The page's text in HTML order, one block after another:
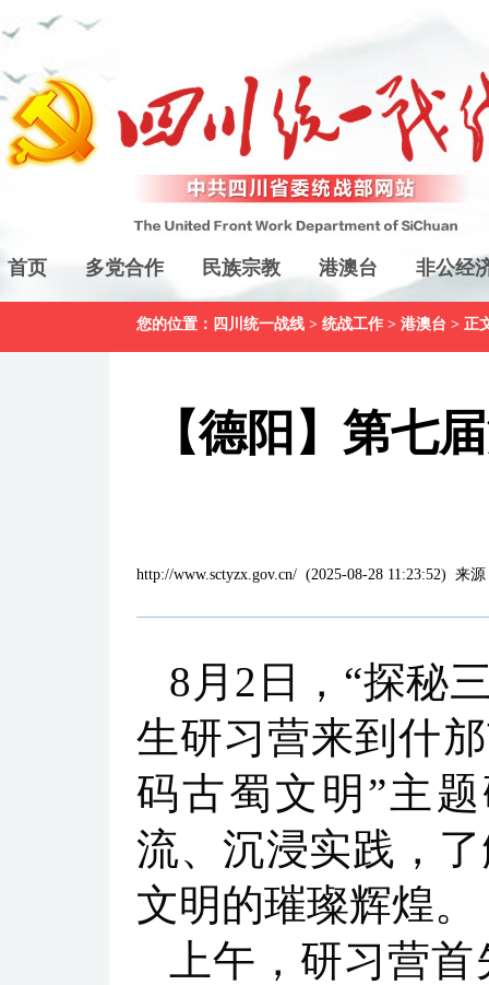
首页 多党合作 民族宗教 港澳台 非公经
您的位置： 四川统一战线 > 统战工作 > 港澳台 > 正
【德阳】第七
http://www.sctyzx.gov.cn/ (2025-08-28 11:23:52) 来源
8月2日，“探秘
生研习营来到什
码古蜀文明”主
流、沉浸实践，
文明的璀璨辉煌。
上午，研习营